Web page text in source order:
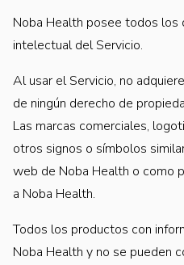
Noba Health posee todos los
intelectual del Servicio.
Al usar el Servicio, no
de ningún derecho de
Las marcas comerciales,
otros signos o símbolos
web de Noba Health o como
a Noba Health.
Todos los productos con
Noba Health y no se pueden